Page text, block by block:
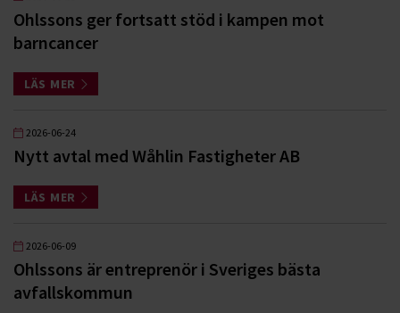
Ohlssons ger fortsatt stöd i kampen mot
barncancer
LÄS MER
2026-06-24
Nytt avtal med Wåhlin Fastigheter AB
LÄS MER
2026-06-09
Ohlssons är entreprenör i Sveriges bästa
avfallskommun